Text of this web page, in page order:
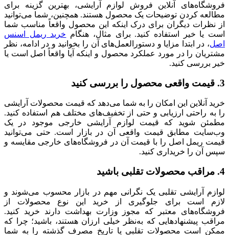
فروشگاه‌های آنلاین فروش لوازم آرایشی، بهترین گزینه برای
مطالعه کردن توضیحات یک محصول هستند. همچنین، شما می‌توانید
از نظرات دیگران برای درک اینکه این محصول واقعاً مناسب شما
است یا خیر استفاده کنید. برای مثال، هنگام خرید ریمل اسنس
اصل، در ابتدا مزایا و دستورالعمل‌های آن را بخوانید و در ادامه، نظر
مشتریان را در مورد عملکرد محصول و اینکه آیا واقعاً اصل است یا
خیر بررسی کنید.
3. قیمت واقعی محصول را بررسی کنید
خرید آنلاین این امکان را به شما می‌دهد که قیمت محصولات آرایشی
را به راحتی ارزیابی و حتی از تخفیف‌های مختلف هم استفاده کنید.
مطمئن شوید که قیمت لوازم آرایشی خارجی موجود در یک
وب‌سایت مطابق قیمت واقعی آن در بازار است. حتی می‌توانید
قیمت ریمل اصل را با قیمت آن در فروشگاه‌های خارجی مقایسه و
سپس آن را خریداری کنید.
4. مراقب محصولات تقلبی باشید
لوازم آرایشی تقلبی یک نگرانی مهم در بازار محسوب می‌شوند و
لازم است برای جلوگیری از خرید این نوع محصولات از
فروشگاه‌های معتبر که مجوز وزارت بهداشت دارند خرید کنید.
مراقب پیشنهادهایی که به‌نظر خیلی ارزان هستند، باشید؛ چرا که
ممکن است محصولات تقلبی یا تاریخ مصرف گذشته را به شما